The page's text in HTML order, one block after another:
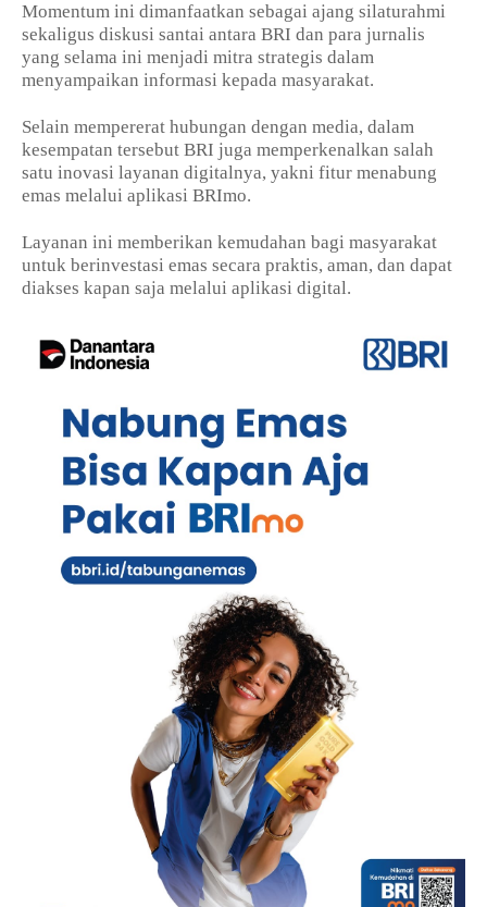
Momentum ini dimanfaatkan sebagai ajang silaturahmi
sekaligus diskusi santai antara BRI dan para jurnalis
yang selama ini menjadi mitra strategis dalam
menyampaikan informasi kepada masyarakat.
Selain mempererat hubungan dengan media, dalam
kesempatan tersebut BRI juga memperkenalkan salah
satu inovasi layanan digitalnya, yakni fitur menabung
emas melalui aplikasi BRImo.
Layanan ini memberikan kemudahan bagi masyarakat
untuk berinvestasi emas secara praktis, aman, dan dapat
diakses kapan saja melalui aplikasi digital.